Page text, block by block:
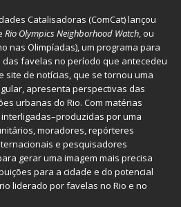
Catalisadoras (ComCat) lançou
Rio Olympics Neighborhood Watch, ou
nas Olimpíadas), um programa para
favelas no período que antecedeu
site de notícias, que se tornou uma
apresenta perspectivas das
urbanas do Rio. Com matérias
por uma
moradores, repórteres
e pesquisadores
gerar uma imagem mais precisa
para a cidade e do potencial
liderado por favelas no Rio e no